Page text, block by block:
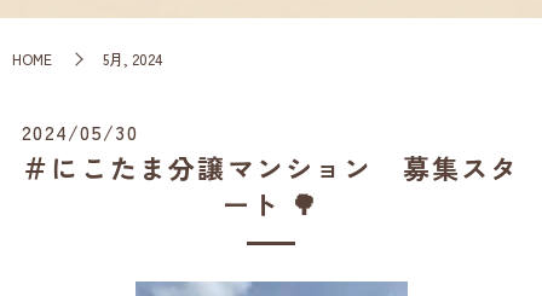
HOME 5月, 2024
2024/05/30
＃にこたま分譲マンション 募集スタ
ート 🌳